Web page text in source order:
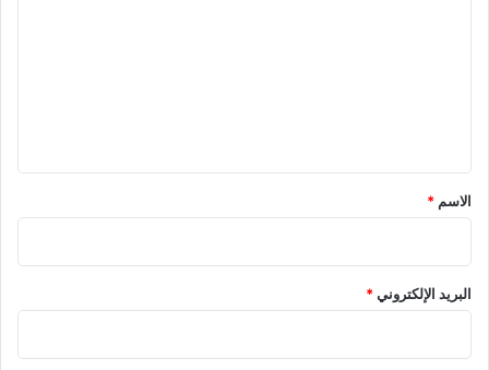
*
الاسم *
البريد الإلكتروني*